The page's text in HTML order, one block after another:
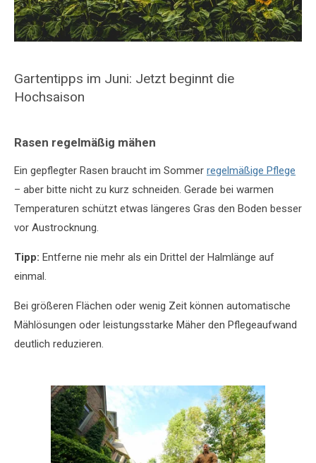
Gartentipps im Juni: Jetzt beginnt die
Hochsaison
Rasen regelmäßig mähen
Ein gepflegter Rasen braucht im Sommer regelmäßige Pflege
– aber bitte nicht zu kurz schneiden. Gerade bei warmen
Temperaturen schützt etwas längeres Gras den Boden besser
vor Austrocknung.
Tipp: Entferne nie mehr als ein Drittel der Halmlänge auf
einmal.
Bei größeren Flächen oder wenig Zeit können automatische
Mählösungen oder leistungsstarke Mäher den Pflegeaufwand
deutlich reduzieren.